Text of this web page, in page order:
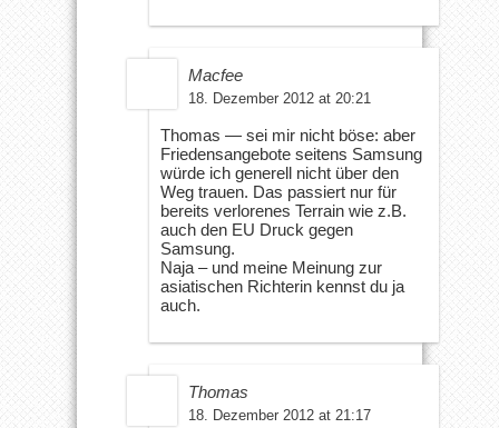
Macfee
18. Dezember 2012 at 20:21
Thomas — sei mir nicht böse: aber
Friedensangebote seitens Samsung
würde ich generell nicht über den
Weg trauen. Das passiert nur für
bereits verlorenes Terrain wie z.B.
auch den EU Druck gegen
Samsung.
Naja – und meine Meinung zur
asiatischen Richterin kennst du ja
auch.
Thomas
18. Dezember 2012 at 21:17